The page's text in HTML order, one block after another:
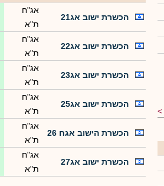
הכשרת ישוב אג21
אג"ח
ת"א
הכשרת ישוב אג22
אג"ח
ת"א
הכשרת ישוב אג23
אג"ח
ת"א
הכשרת ישוב אג25
אג"ח
ת"א
הכשרת הישוב אגח 26
אג"ח
ת"א
הכשרת ישוב אג27
אג"ח
ת"א